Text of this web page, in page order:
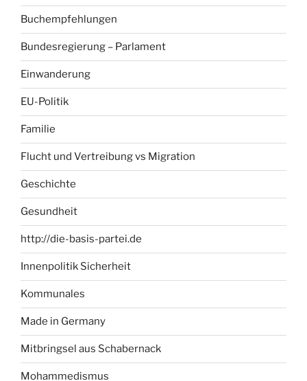
Buchempfehlungen
Bundesregierung – Parlament
Einwanderung
EU-Politik
Familie
Flucht und Vertreibung vs Migration
Geschichte
Gesundheit
http://die-basis-partei.de
Innenpolitik Sicherheit
Kommunales
Made in Germany
Mitbringsel aus Schabernack
Mohammedismus